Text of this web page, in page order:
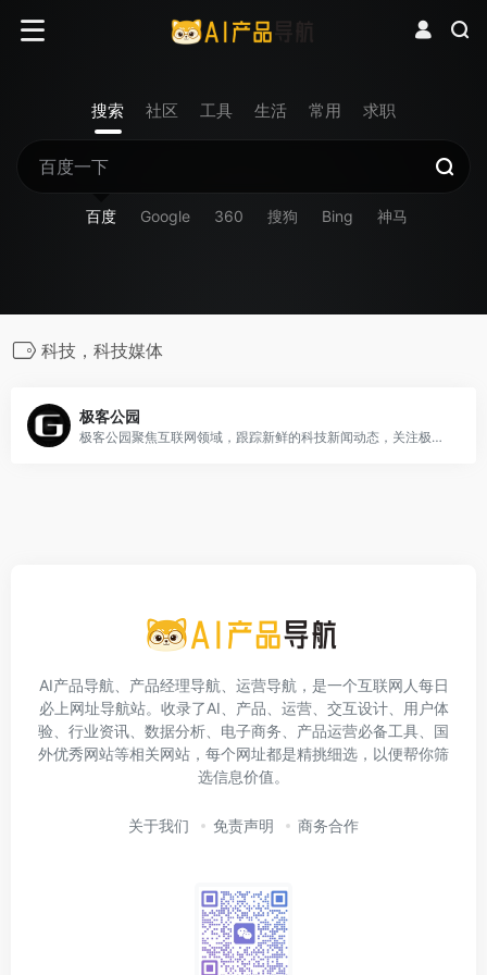
搜索 社区 工具 生活 常用 求职
百度 Google 360 搜狗 Bing 神马
科技，科技媒体
极客公园
极客公园聚焦互联网领域，跟踪新鲜的科技新闻动态，关注极具创新精神的科技产品。
AI产品导航、产品经理导航、运营导航，是一个互联网人每日
必上网址导航站。收录了AI、产品、运营、交互设计、用户体
验、行业资讯、数据分析、电子商务、产品运营必备工具、国
外优秀网站等相关网站，每个网址都是精挑细选，以便帮你筛
选信息价值。
关于我们 免责声明 商务合作